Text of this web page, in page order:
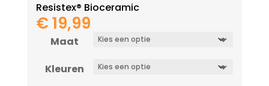
Resistex® Bioceramic
€19,99
Maat
Kleuren